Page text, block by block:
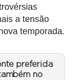
a tensão
temporada.
preferida
no